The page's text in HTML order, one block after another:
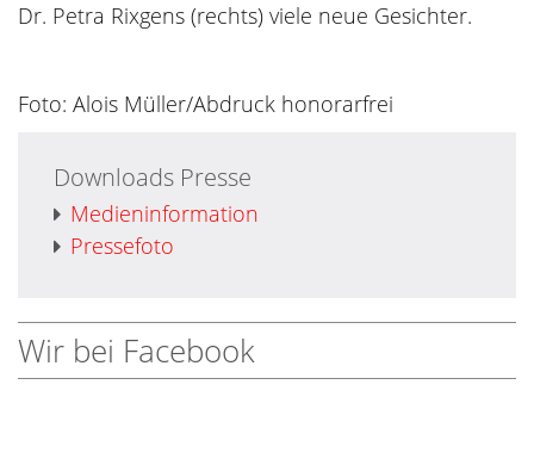
Dr. Petra Rixgens (rechts) viele neue Gesichter.
Foto: Alois Müller/Abdruck honorarfrei
Downloads Presse
Medieninformation
Pressefoto
Wir bei Facebook